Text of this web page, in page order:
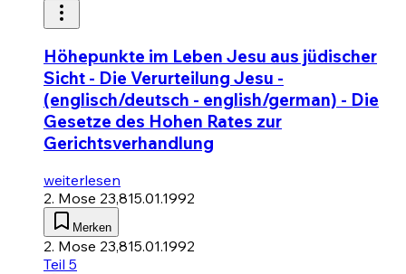
Höhepunkte im Leben Jesu aus jüdischer
Sicht - Die Verurteilung Jesu -
(englisch/deutsch - english/german) - Die
Gesetze des Hohen Rates zur
Gerichtsverhandlung
weiterlesen
2. Mose 23,815.01.1992
Merken
2. Mose 23,815.01.1992
Teil 5